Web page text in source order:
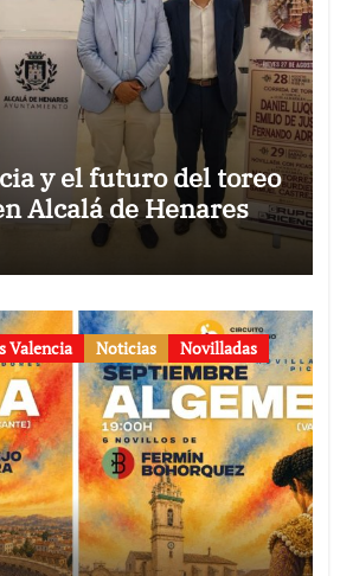
y el futuro del toreo
Alcalá de Henares
Valencia Noticias Novilladas